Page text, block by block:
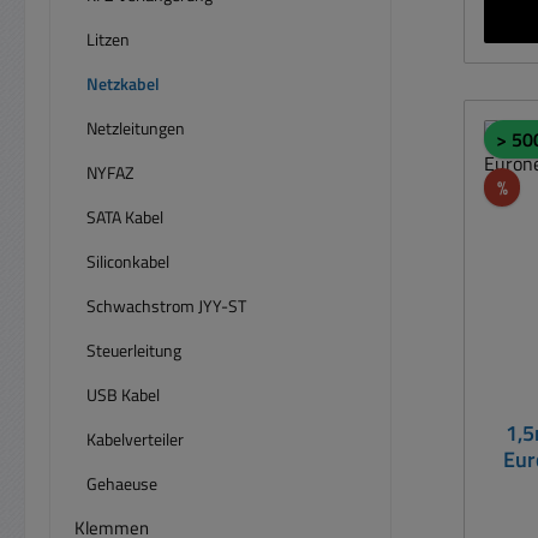
Litzen
Netzkabel
Netzleitungen
NYFAZ
SATA Kabel
Siliconkabel
Schwachstrom JYY-ST
Steuerleitung
USB Kabel
Kabelverteiler
Gehaeuse
Klemmen
Art 3poliges Schutzkontaktkabel
mit
>
%